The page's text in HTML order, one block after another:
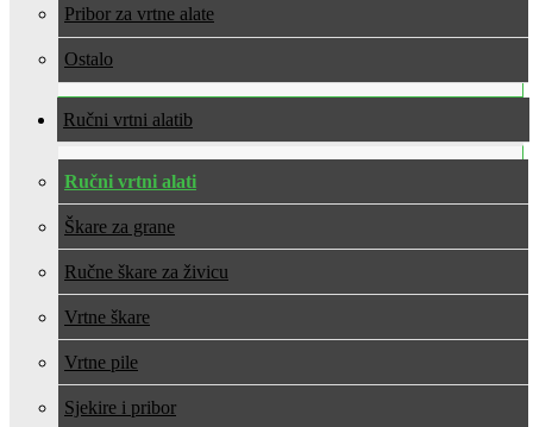
Pribor za vrtne alate
Ostalo
Ručni vrtni alati
Ručni vrtni alati
Škare za grane
Ručne škare za živicu
Vrtne škare
Vrtne pile
Sjekire i pribor